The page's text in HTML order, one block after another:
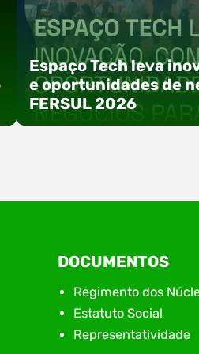
Espaço Tech leva
e oportunidades de
FERSUL 2026
A 15ª FERSUL – Feira
do Itajaí acontece nos dias
de 2026, no Centro de
Purnhagen, e contará com
especial voltada à
empreendedorismo.
feira, o Espaço Tech será
DOCUMENTOS
Regimento dos
Estatuto Social
Representatividade